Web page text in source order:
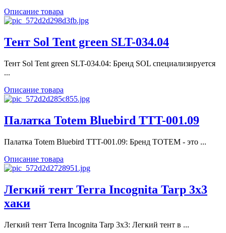
Описание товара
Тент Sol Tent green SLT-034.04
Тент Sol Tent green SLT-034.04: Бренд SOL специализируется
...
Описание товара
Палатка Totem Bluebird TTT-001.09
Палатка Totem Bluebird TTT-001.09: Бренд TOTEM - это ...
Описание товара
Легкий тент Terra Incognita Tarp 3x3
хаки
Легкий тент Terra Incognita Tarp 3x3: Легкий тент в ...